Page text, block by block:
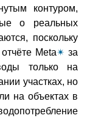
контуром,
о реальных
поскольку
Meta✴ за
только на
участках, но
на объектах в